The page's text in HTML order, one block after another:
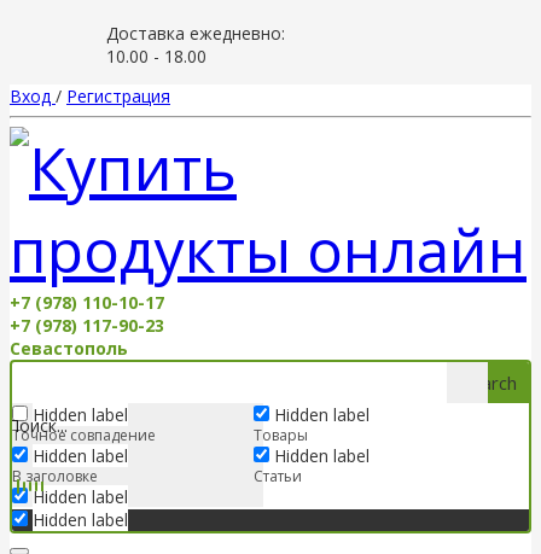
Доставка ежедневно:
10.00 - 18.00
Вход / Регистрация
+7 (978) 110-10-17
+7 (978) 117-90-23
Севастополь
Search
Hidden label
Точное совпадение
Hidden label
В заголовке
Hidden label
Hidden label
Hidden label
Товары
Hidden label
Статьи